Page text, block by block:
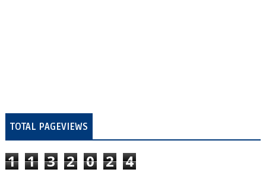
TOTAL PAGEVIEWS
1 1 3 2 0 2 4